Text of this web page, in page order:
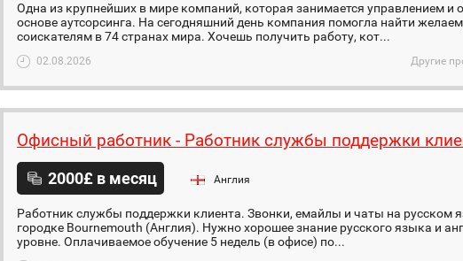
Одна из крупнейших в мире компаний, которая занимается управлением и
основе аутсорсинга. На сегодняшний день компания помогла найти
соискателям в 74 странах мира. Хочешь получить работу, кот...
02.08.2026 Другие
Офисный работник - Работник службы поддержки
2000£ в месяц Англия
Работник службы поддержки клиента. Звонки, емайлы и чаты на русском
городке Bournemouth (Англия). Нужно хорошее знание русского языка и
уровне. Оплачиваемое обучение 5 недель (в офисе) по...